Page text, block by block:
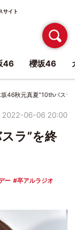
サイト
坂46秋元真夏“10thバスラ
2022-06-06 20:00
ラ”を終
ー
卒アルラジオ
46 櫻坂46